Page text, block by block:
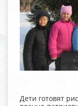
Дети готовят